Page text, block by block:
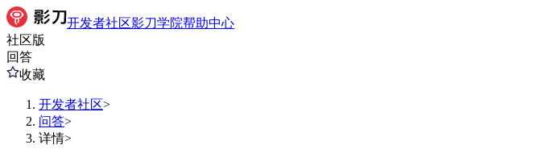
开发者社区影刀学院帮助中心
社区版
回答
收藏
开发者社区>
问答>
详情>